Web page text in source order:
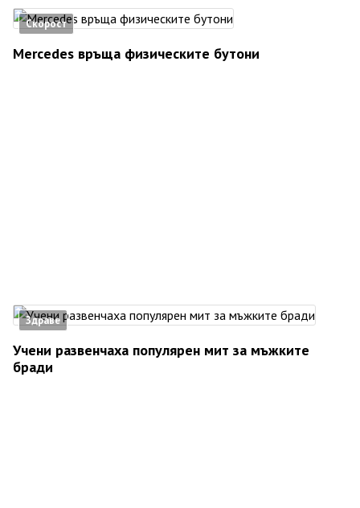
Скорост
Mercedes връща физическите бутони
Здраве
Учени развенчаха популярен мит за мъжките
бради